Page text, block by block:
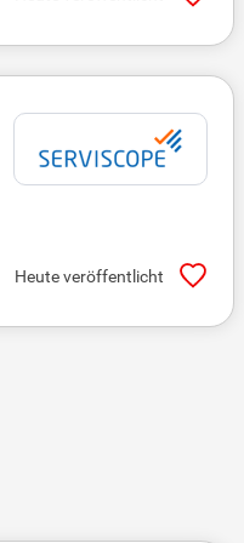
Heute veröffentlicht